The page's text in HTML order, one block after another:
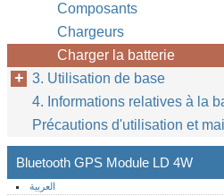
Composants
Chargeurs
Charger la batterie
3. Utilisation de base
4. Informations relatives à la
Précautions d'utilisation et
Bluetooth GPS Module LD 4W
العربية